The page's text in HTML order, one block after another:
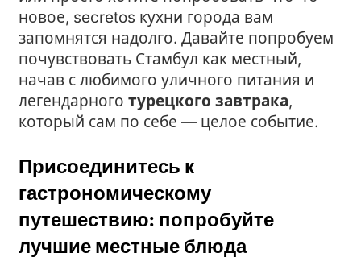
новое, secretos кухни города вам
запомнятся надолго. Давайте попробуем
почувствовать Стамбул как местный,
начав с любимого уличного питания и
легендарного турецкого завтрака,
который сам по себе — целое событие.
Присоединитесь к
гастрономическому
путешествию: попробуйте
лучшие местные блюда